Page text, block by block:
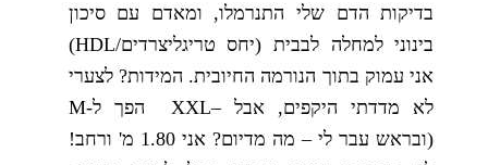
בדיקות הדם שלי התנרמלו, ומאדם עם סיכון
בינוני למחלה לבבית (יחס טריגליצרדים/HDL)
אני עמוק בתוך הנורמה החיובית. המידות? לצערי
לא מדדתי היקפים, אבל –XXL הפך ל-M
(ובראש עבר לי – מה מדיום? אני 1.80 מ' ורחב!